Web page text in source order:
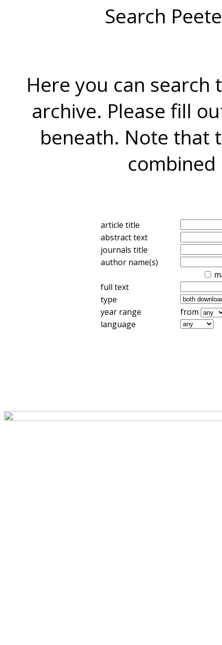
Search
Here you can search
archive. Please fill
beneath. Note that
combined
article title
abstract text
journals title
author name(s)
full text
type
year range
from
language